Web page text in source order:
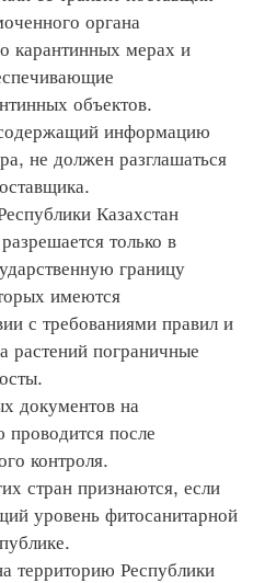
органа
мерах и
объектов.
информацию
не должен разглашаться
Казахстан
только в
границу
имеются
с требованиями правил и
растений пограничные
на
после
контроля.
стран признаются, если
уровень фитосанитарной
Республики